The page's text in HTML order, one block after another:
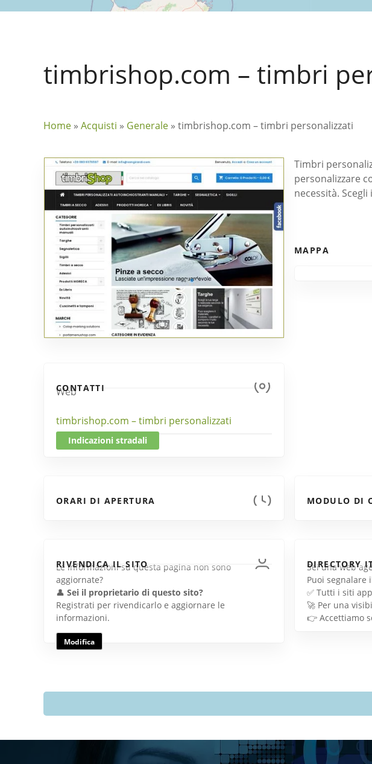
timbrishop.com – timbri
Home » Acquisti » Generale » timbrishop.com – timbri personalizzati
CONTATTI
Web
timbrishop.com – timbri personalizzati
Indicazioni stradali
Timbri
personalizzare
necessità.
MAPPA
ORARI DI APERTURA MODULO DI
RIVENDICA IL SITO
Le informazioni su questa pagina non sono
aggiornate?
👤 Sei il proprietario di questo sito?
Registrati per rivendicarlo e aggiornare le
informazioni.
Modifica
DIRECTORY
Sei una web
Puoi segnalare
✅ Tutti i siti
🚀 Per una
👉 Accettiamo